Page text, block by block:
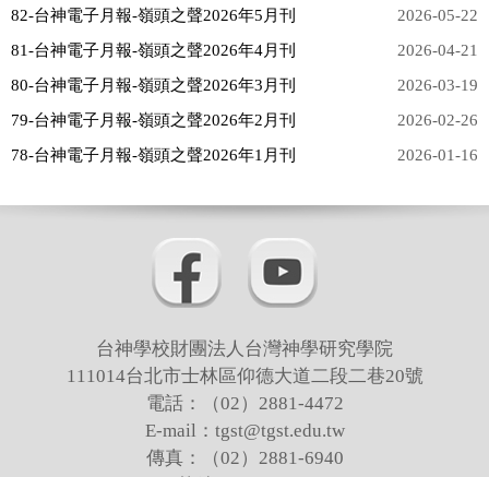
2025年
2024年
2021年
2020年
2019年
82-台神電子月報-嶺頭之聲2026年5月刊
2026-05-22
81-台神電子月報-嶺頭之聲2026年4月刊
2026-04-21
80-台神電子月報-嶺頭之聲2026年3月刊
2026-03-19
79-台神電子月報-嶺頭之聲2026年2月刊
2026-02-26
78-台神電子月報-嶺頭之聲2026年1月刊
2026-01-16
台神學校財團法人台灣神學研究學院
111014台北市士林區仰德大道二段二巷20號
電話：（02）2881-4472
E-mail：tgst@tgst.edu.tw
傳真：（02）2881-6940